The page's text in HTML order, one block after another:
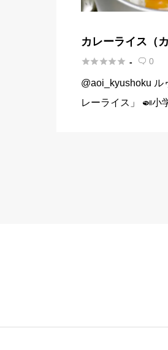
カレーライス（
 -  0
@aoi_kyushoku ル
レーライス」 🍛小